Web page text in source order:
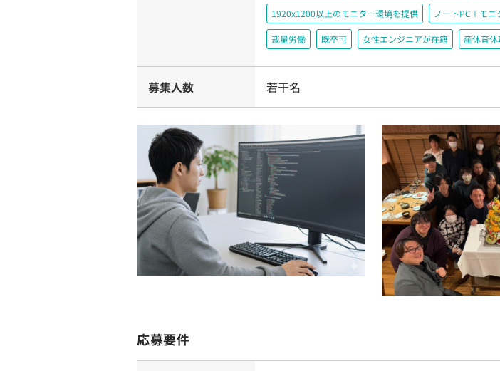
1920x1200以上のモニター環境を提供 ノートPC＋モ
裁量労働 既卒可 女性エンジニアが在籍 産休育
募集人数 若干名
応募要件